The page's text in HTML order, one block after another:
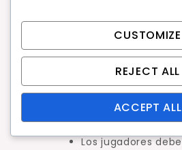
orden de servicio debe
del partido. Si un jugador
puede llevar a
pérdida de puntos o incluso
Los jugadores
CUSTOMIZE
REJECT ALL
ACCEPT ALL